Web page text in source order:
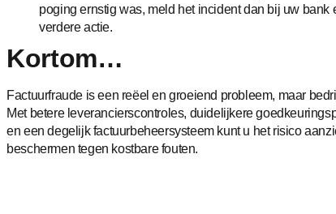
poging ernstig was, meld het incident dan bij uw bank
verdere actie.
Kortom…
Factuurfraude is een reëel en groeiend probleem, maar
Met betere leverancierscontroles, duidelijkere
en een degelijk factuurbeheersysteem kunt u het risico
beschermen tegen kostbare fouten.